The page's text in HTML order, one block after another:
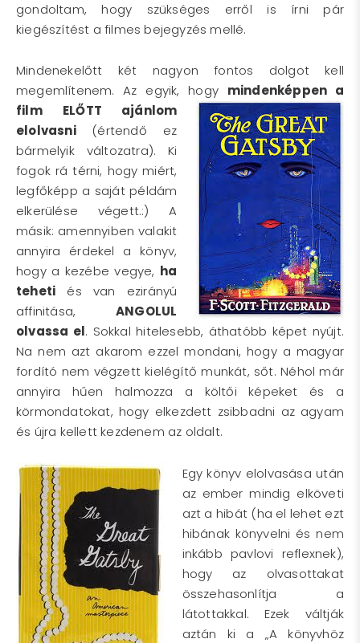
gondoltam, hogy szükséges erről is írni pár
kiegészítést a filmes bejegyzés mellé.
Mindenekelőtt két nagyon fontos dolgot kell
megemlítenem. Az egyik, hogy mindenképpen a
film
ELŐTT ajánlom
elolvasni (értendő ez
bármelyik változatra). Ki
fogok rá térni, hogy miért,
legfőképp a saját példám
elkerülése végett.:) A
másik: amennyiben valakit
annyira érdekel a könyv,
hogy a kezébe vegye, ha
teheti és van ezirányú
affinitása,ANGOLUL
olvassa el. Sokkal hitelesebb, áthatóbb képet nyújt.
Na nem azt akarom ezzel mondani, hogy a magyar
fordító nem végzett kielégítő munkát, sőt. Néhol már
annyira hűen halmozza a költői képeket és a
körmondatokat, hogy elkezdett zsibbadni az agyam
és újra kellett kezdenem az oldalt.
Egy könyv elolvasása után
az ember mindig elköveti
azt a hibát (ha el lehet ezt
hibának könyvelni és nem
inkább pavlovi reflexnek),
hogy az olvasottakat
összehasonlítja a
látottakkal. Ezek váltják
aztán ki a „A könyvhöz